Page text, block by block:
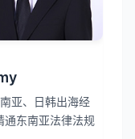
亚、日韩出海经
通东南亚法律法规